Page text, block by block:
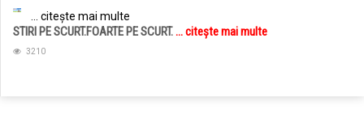
... citește mai multe
STIRI PE SCURT.FOARTE PE SCURT. ... citește mai multe
3210